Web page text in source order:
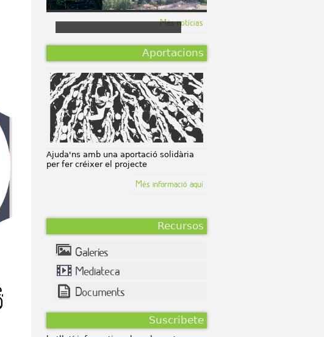
Benefit for
post-capitalist,
eco-industrial
colony
Más notícias
Aportacions
Ajuda'ns amb una aportació solidària
per fer créixer el projecte
Més informació aquí
Recursos
Galeríes
Mediateca
Documents
Suscribete